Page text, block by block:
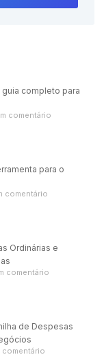
completo para
comentário
para o
comentário
Ordinárias e
comentário
de Despesas
comentário